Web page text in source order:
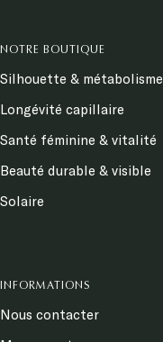
NOTRE BOUTIQUE
Silhouette & métabolisme
Longévité capillaire
Santé féminine & vitalité
Beauté durable & visible
Solaire
INFORMATIONS
Nous contacter